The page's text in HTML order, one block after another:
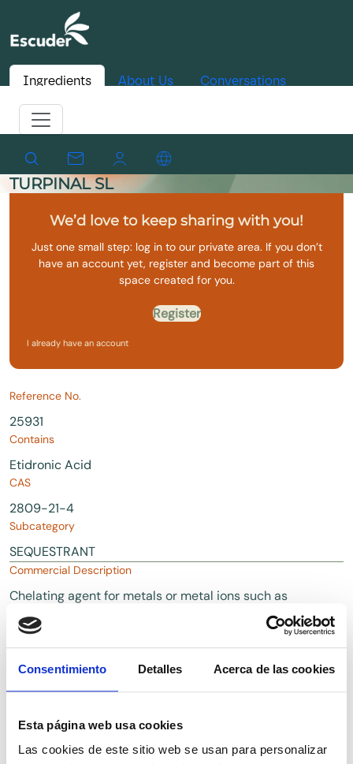
Consentimiento Detalles Acerca de las cookies
Esta página web usa cookies
Las cookies de este sitio web se usan para personalizar
Ingredients About Us Conversations
TURPINAL SL
We’d love to keep sharing with you!
Just one small step: log in to our private area. If you don’t
have an account yet, register and become part of this
space created for you.
Register
I already have an account
Reference No.
25931
Contains
Etidronic Acid
CAS
2809-21-4
Subcategory
SEQUESTRANT
Commercial Description
Chelating agent for metals or metal ions such as
iron, copper, manganese and zinc. Helps maintain
foam, stabilizes colour and preserves fragrance in
personal care and cosmetic applications.
Request Documentation
Presentations